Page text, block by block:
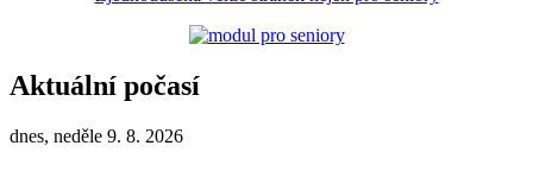
Aktuální počasí
dnes, neděle 9. 8. 2026